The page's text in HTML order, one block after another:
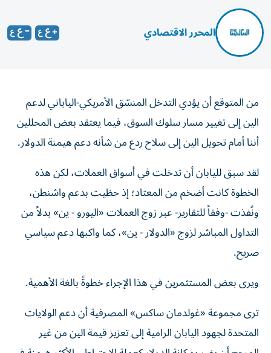
المحرر الاقتصادي
من المتوقع أن يؤدي التدخل المنسّق الأمريكي-الياباني لدعم
الين إلى تغيير مسار سلوك السوق، فيما يعتقد بعض المحللين
أننا أمام تحويل الين إلى سلاح ردع من شأنه دعم هيمنة الدولار.
لقد سبق لليابان أن تدخلت في أسواق العملات، لكن هذه
الخطوة كانت أضخم من المعتاد؛ إذ حظيت بدعم واشنطن،
ونُفذت -وفقاً للتقارير- عبر زوج العملات «اليورو - ين» بدلاً من
التداول المباشر لزوج «الدولار - ين»، كما واكبها دعم سياسي
صريح.
ويرى بعض المستثمرين في هذا الإجراء خطوةً بالغة الأهمية.
ترى مجموعة «غولدمان ساكس» المصرفية أن دعم الولايات
المتحدة لجهود اليابان الرامية إلى تعزيز قيمة الين من غير
المرجح أن يضر بمكانة الدولار كعملة الاحتياطي الأكثر هيمنة في